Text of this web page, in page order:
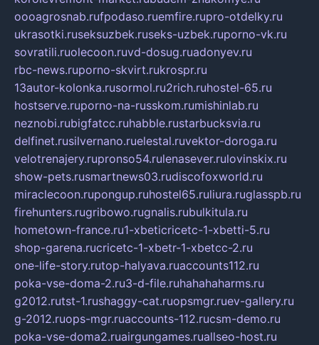
oooagrosnab.rufpodaso.ruemfire.rupro-otdelky.ru
ukrasotki.ruseksuzbek.ruseks-uzbek.ruporno-vk.ru
sovratili.ruolecoon.ruvd-dosug.ruadonyev.ru
rbc-news.ruporno-skvirt.rukrospr.ru
13autor-kolonka.rusormol.ru2rich.ruhostel-65.ru
hostserve.ruporno-na-russkom.rumishinlab.ru
neznobi.rubigfatcc.ruhabble.rustarbucksvia.ru
delfinet.rusilvernano.ruelestal.ruvektor-doroga.ru
velotrenajery.rupronso54.rulenasever.rulovinskix.ru
show-pets.rusmartnews03.rudiscofoxworld.ru
miraclecoon.rupongup.ruhostel65.ruliura.ruglasspb.ru
firehunters.rugribowo.rugnalis.rubulkitula.ru
hometown-france.ru1-xbeticricetc-1-xbetti-5.ru
shop-garena.rucricetc-1-xbetr-1-xbetcc-2.ru
one-life-story.rutop-halyava.ruaccounts112.ru
poka-vse-doma-2.ru3-d-file.ruhahahaharms.ru
g2012.rutst-1.rushaggy-cat.ruopsmgr.ruev-gallery.ru
g-2012.ruops-mgr.ruaccounts-112.rucsm-demo.ru
poka-vse-doma2.ruairgungames.ruallseo-host.ru